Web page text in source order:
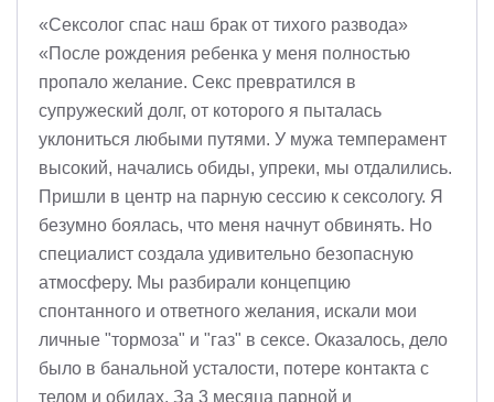
«Сексолог спас наш брак от тихого развода»
«После рождения ребенка у меня полностью
пропало желание. Секс превратился в
супружеский долг, от которого я пыталась
уклониться любыми путями. У мужа темперамент
высокий, начались обиды, упреки, мы отдалились.
Пришли в центр на парную сессию к сексологу. Я
безумно боялась, что меня начнут обвинять. Но
специалист создала удивительно безопасную
атмосферу. Мы разбирали концепцию
спонтанного и ответного желания, искали мои
личные "тормоза" и "газ" в сексе. Оказалось, дело
было в банальной усталости, потере контакта с
телом и обидах. За 3 месяца парной и